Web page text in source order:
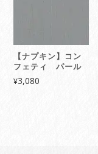
【ナプキン】コン
フェティ パール
¥3,080